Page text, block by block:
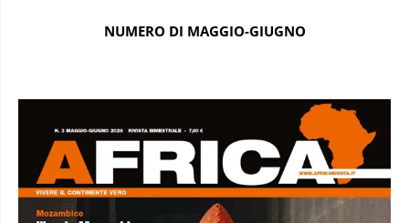
NUMERO DI MAGGIO-GIUGNO